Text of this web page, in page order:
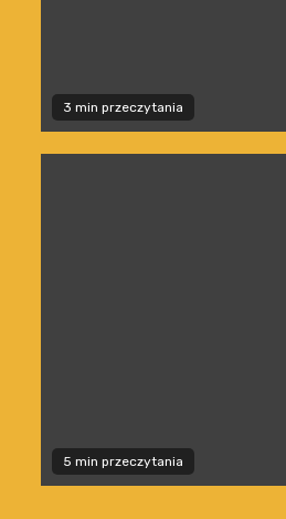
3 min przeczytania
5 min przeczytania